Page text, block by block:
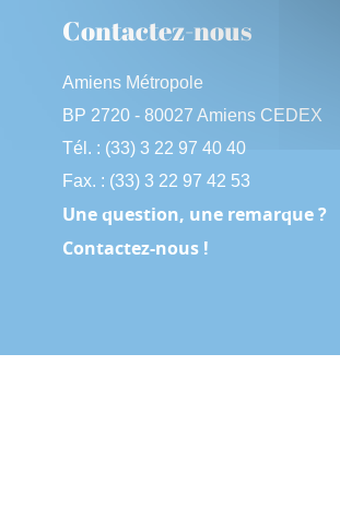
Contactez-nous
Amiens Métropole
BP 2720 - 80027 Amiens CEDEX
Tél. : (33) 3 22 97 40 40
Fax. : (33) 3 22 97 42 53
Une question, une remarque ?
Contactez-nous !